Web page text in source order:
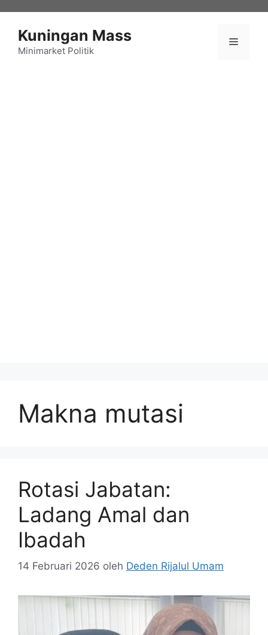
Kuningan Mass
Minimarket Politik
Menu
Makna mutasi
Rotasi Jabatan:
Ladang Amal dan
Ibadah
14 Februari 2026 oleh Deden Rijalul Umam